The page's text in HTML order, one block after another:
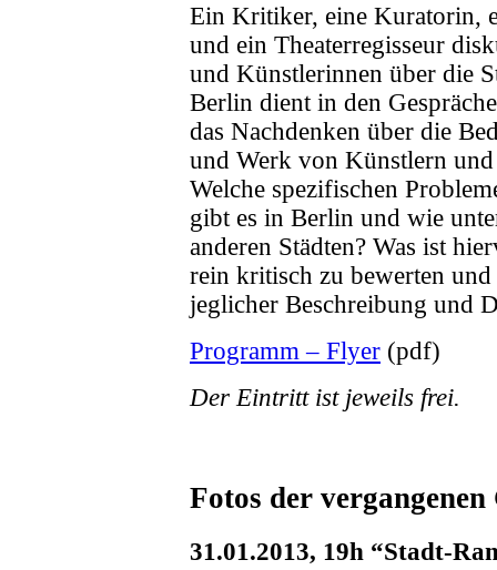
Ein Kritiker, eine Kuratorin,
und ein Theaterregisseur
und Künstlerinnen über die
Berlin dient in den
das Nachdenken über die
und Werk von Künstlern
Welche spezifischen
gibt es in Berlin und wie
anderen Städten? Was ist
rein kritisch zu bewerten
jeglicher Beschreibung und
Programm – Flyer (pdf)
Der Eintritt ist jeweils frei.
Fotos der vergangenen
31.01.2013, 19h “Stadt-